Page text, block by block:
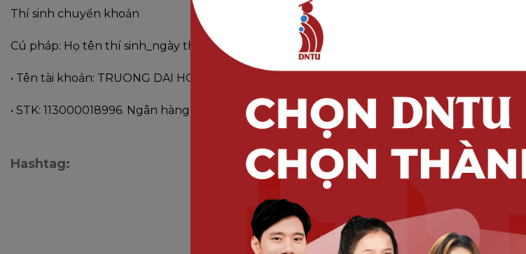
Thí sinh chuyển khoản
Cú pháp: Họ tên thí sinh_ngày tháng năm sinh_CCCN/CMDN_XTHB
• Tên tài khoản: TRUONG DAI HOC CONG NGHE DONG NAI
• STK: 113000018996. Ngân hàng TMCP Công thương Việt Nam (VietinBank)
Hashtag: